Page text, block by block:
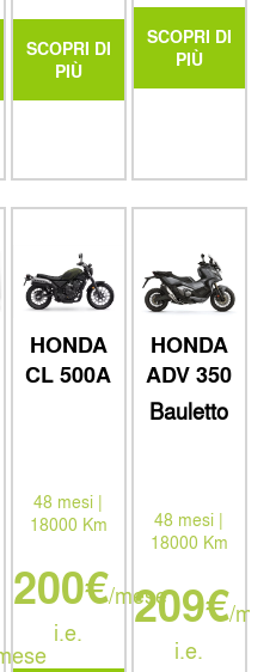
SCOPRI DI
PIÙ
SCOPRI DI
PIÙ
HONDA
CL 500A
48 mesi |
18000 Km
200€/mese
i.e.
HONDA
ADV 350
Bauletto
keyless
48 mesi |
18000 Km
209€/
i.e.